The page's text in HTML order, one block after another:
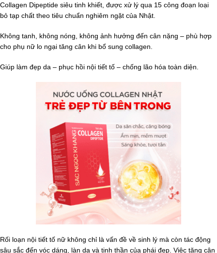
Collagen Dipeptide siêu tinh khiết, được xử lý qua 15 công đoạn loại
bỏ tạp chất theo tiêu chuẩn nghiêm ngặt của Nhật.
Không tanh, không nóng, không ảnh hưởng đến cân nặng – phù hợp
cho phụ nữ lo ngại tăng cân khi bổ sung collagen.
Giúp làm đẹp da – phục hồi nội tiết tố – chống lão hóa toàn diện.
Rối loạn nội tiết tố nữ không chỉ là vấn đề về sinh lý mà còn tác động
sâu sắc đến vóc dáng, làn da và tinh thần của phái đẹp. Việc tăng cân